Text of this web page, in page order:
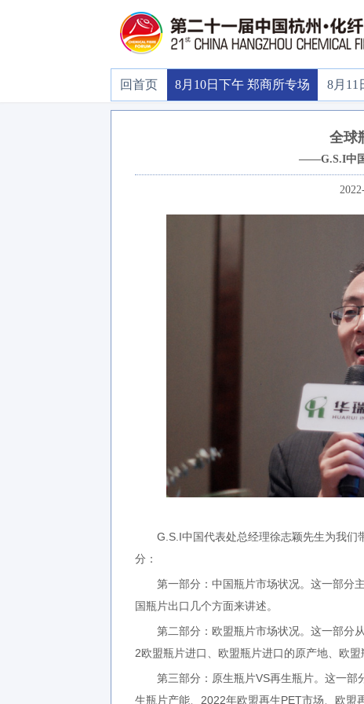
回首页 8月10日下午 郑商所专场 8月11
全球
——G.S.I中
G.S.I中国代表处总经理徐志颖先生为我们
分：
第一部分：中国瓶片市场状况。这一部分主
国瓶片出口几个方面来讲述。
第二部分：欧盟瓶片市场状况。这一部分
2欧盟瓶片进口、欧盟瓶片进口的原产地、欧盟
第三部分：原生瓶片VS再生瓶片。这一部
生瓶片产能、2022年欧盟再生PET市场、欧